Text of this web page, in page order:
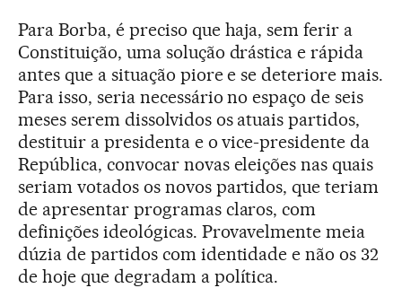
Para Borba, é preciso que haja, sem ferir a
Constituição, uma solução drástica e rápida
antes que a situação piore e se deteriore mais.
Para isso, seria necessário no espaço de seis
meses serem dissolvidos os atuais partidos,
destituir a presidenta e o vice-presidente da
República, convocar novas eleições nas quais
seriam votados os novos partidos, que teriam
de apresentar programas claros, com
definições ideológicas. Provavelmente meia
dúzia de partidos com identidade e não os 32
de hoje que degradam a política.